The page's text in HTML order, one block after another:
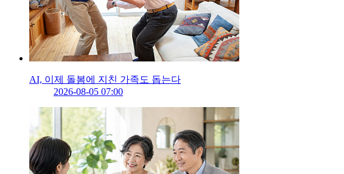
AI, 이제 돌봄에 지친 가족도 돕는다
2026-08-05 07:00